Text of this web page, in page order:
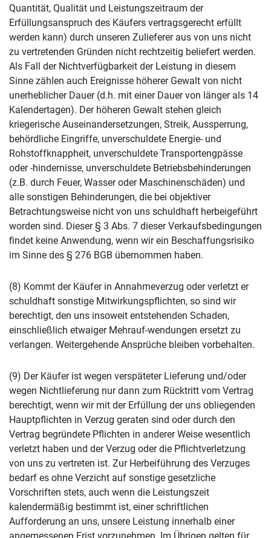
Quantität, Qualität und Leistungszeitraum der
Erfüllungsanspruch des Käufers vertragsgerecht erfüllt
werden kann) durch unseren Zulieferer aus von uns nicht
zu vertretenden Gründen nicht rechtzeitig beliefert werden.
Als Fall der Nichtverfügbarkeit der Leistung in diesem
Sinne zählen auch Ereignisse höherer Gewalt von nicht
unerheblicher Dauer (d.h. mit einer Dauer von länger als 14
Kalendertagen). Der höheren Gewalt stehen gleich
kriegerische Auseinandersetzungen, Streik, Aussperrung,
behördliche Eingriffe, unverschuldete Energie- und
Rohstoffknappheit, unverschuldete Transportengpässe
oder -hindernisse, unverschuldete Betriebsbehinderungen
(z.B. durch Feuer, Wasser oder Maschinenschäden) und
alle sonstigen Behinderungen, die bei objektiver
Betrachtungsweise nicht von uns schuldhaft herbeigeführt
worden sind. Dieser § 3 Abs. 7 dieser Verkaufsbedingungen
findet keine Anwendung, wenn wir ein Beschaffungsrisiko
im Sinne des § 276 BGB übernommen haben.
(8) Kommt der Käufer in Annahmeverzug oder verletzt er
schuldhaft sonstige Mitwirkungspflichten, so sind wir
berechtigt, den uns insoweit entstehenden Schaden,
einschließlich etwaiger Mehrauf-wendungen ersetzt zu
verlangen. Weitergehende Ansprüche bleiben vorbehalten.
(9) Der Käufer ist wegen verspäteter Lieferung und/oder
wegen Nichtlieferung nur dann zum Rücktritt vom Vertrag
berechtigt, wenn wir mit der Erfüllung der uns obliegenden
Hauptpflichten in Verzug geraten sind oder durch den
Vertrag begründete Pflichten in anderer Weise wesentlich
verletzt haben und der Verzug oder die Pflichtverletzung
von uns zu vertreten ist. Zur Herbeiführung des Verzuges
bedarf es ohne Verzicht auf sonstige gesetzliche
Vorschriften stets, auch wenn die Leistungszeit
kalendermäßig bestimmt ist, einer schriftlichen
Aufforderung an uns, unsere Leistung innerhalb einer